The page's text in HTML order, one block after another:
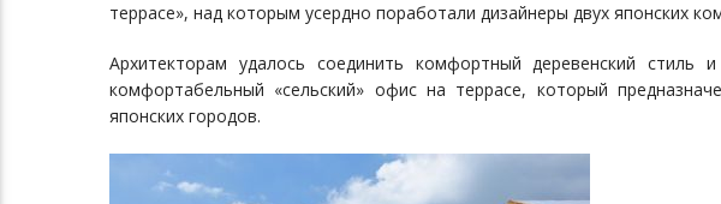
террасе», над которым усердно поработали дизайнеры двух японских
Архитекторам удалось соединить комфортный деревенский стиль
комфортабельный «сельский» офис на террасе, который
японских городов.